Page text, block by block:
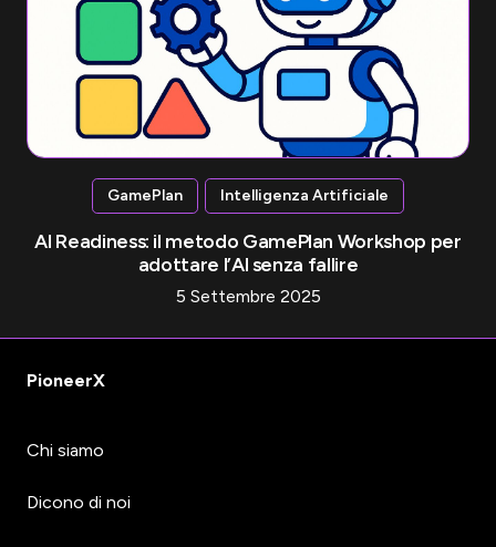
GamePlan Intelligenza Artificiale
AI Readiness: il metodo GamePlan Workshop per
adottare l’AI senza fallire
5 Settembre 2025
PioneerX
Chi siamo
Dicono di noi